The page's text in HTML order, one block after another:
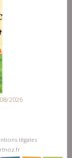
2026
d'Arzal
légales